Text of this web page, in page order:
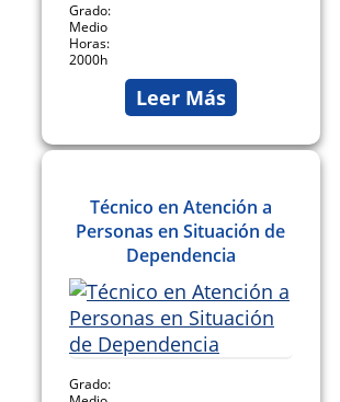
Grado:
Medio
Horas:
2000h
Leer Más
Técnico en Atención a
Personas en Situación de
Dependencia
Grado: